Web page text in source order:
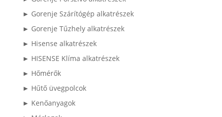
► Gorenje Szárítógép alkatrészek
► Gorenje Tűzhely alkatrészek
► Hisense alkatrészek
► HISENSE Klíma alkatrészek
► Hőmérők
► Hűtő üvegpolcok
► Kenőanyagok